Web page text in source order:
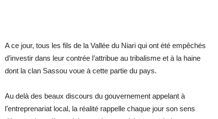
A ce jour, tous les fils de la Vallée du Niari qui ont été empêchés
d’investir dans leur contrée l’attribue au tribalisme et à la haine
dont la clan Sassou voue à cette partie du pays.
Au delà des beaux discours du gouvernement appelant à
l’entreprenariat local, la réalité rappelle chaque jour son sens